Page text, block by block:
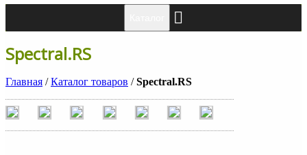
Spectral.RS
Главная /Каталог товаров /Spectral.RS